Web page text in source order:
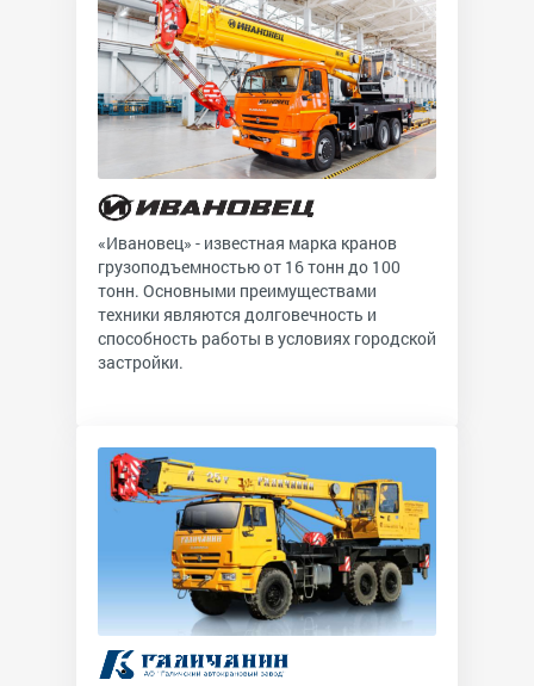
«Ивановец» - известная марка кранов
грузоподъемностью от 16 тонн до 100
тонн. Основными преимуществами
техники являются долговечность и
способность работы в условиях городской
застройки.